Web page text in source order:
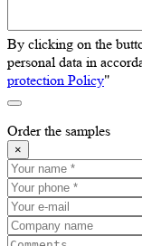
By clicking on the
personal data in
protection Policy"
Order the samples
×